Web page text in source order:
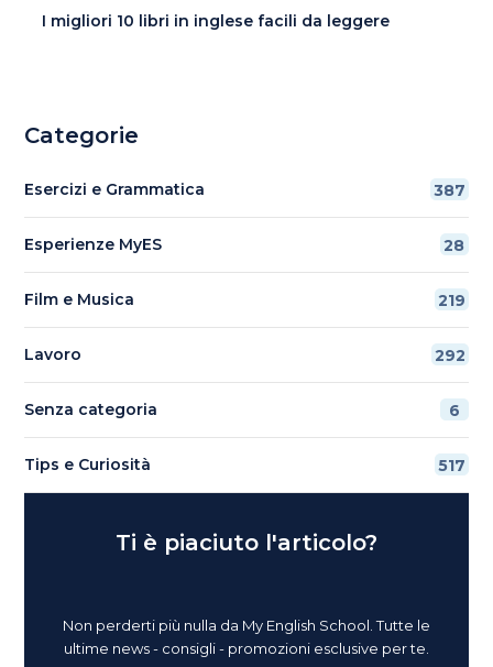
I migliori 10 libri in inglese facili da leggere
Categorie
Esercizi e Grammatica 387
Esperienze MyES 28
Film e Musica 219
Lavoro 292
Senza categoria 6
Tips e Curiosità 517
Ti è piaciuto l'articolo?
Non perderti più nulla da My English School. Tutte le
ultime news - consigli - promozioni esclusive per te.